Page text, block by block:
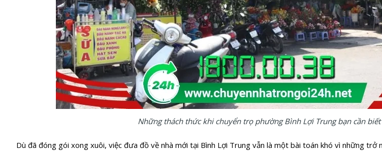
Những thách thức khi chuyển trọ phường Bình Lợi Trung bạn cần biết
Dù đã đóng gói xong xuôi, việc đưa đồ về nhà mới tại Bình Lợi Trung vẫn là một bài toán khó vì những